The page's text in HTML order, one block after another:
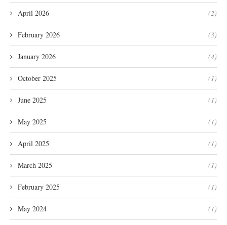
April 2026 (2)
February 2026 (3)
January 2026 (4)
October 2025 (1)
June 2025 (1)
May 2025 (1)
April 2025 (1)
March 2025 (1)
February 2025 (1)
May 2024 (1)